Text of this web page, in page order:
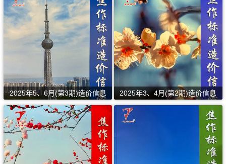
2025年5、6月(第3期)造价信息 2025年3、4月(第2期)造价信息